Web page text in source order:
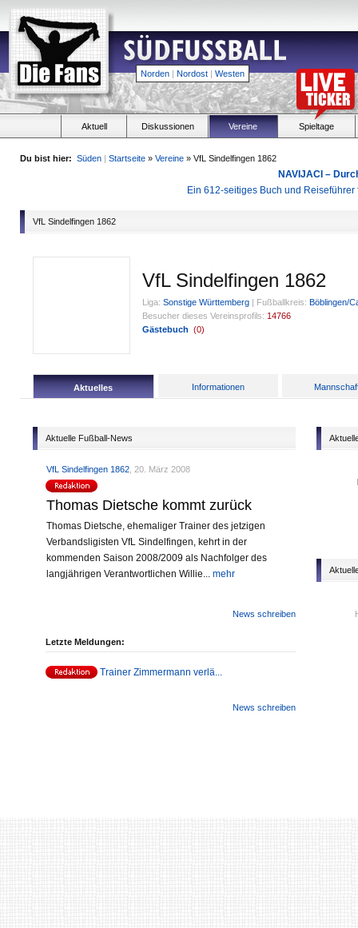
Norden | Nordost | Westen
Aktuell Diskussionen Vereine Spieltage
Du bist hier: Süden | Startseite » Vereine » VfL Sindelfingen 1862
NAVIJACI –
Ein 612-seitiges Buch und
VfL Sindelfingen 1862
VfL Sindelfingen 1862
Liga: Sonstige Württemberg | Fußballkreis: Böblingen/
Besucher dieses Vereinsprofils: 14766
Gästebuch (0)
Aktuelles Informationen
Aktuelle Fußball-News
VfL Sindelfingen 1862 , 20. März 2008
Thomas Dietsche kommt zurück
Thomas Dietsche, ehemaliger Trainer des jetzigen
Verbandsligisten VfL Sindelfingen, kehrt in der
kommenden Saison 2008/2009 als Nachfolger des
langjährigen Verantwortlichen Willie... mehr
News schreiben
Letzte Meldungen:
Trainer Zimmermann verlä...
News schreiben